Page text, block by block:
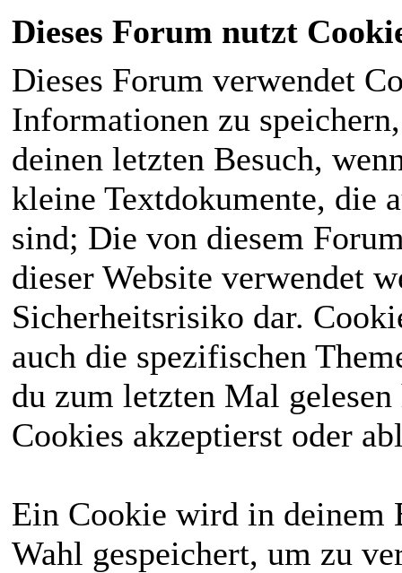
Dieses Forum nutzt
Dieses Forum verwendet
Informationen zu
deinen letzten Besuch,
kleine Textdokumente, die
sind; Die von diesem
dieser Website verwendet
Sicherheitsrisiko dar.
auch die spezifischen
du zum letzten Mal
Cookies akzeptierst oder
Ein Cookie wird in deinem
Wahl gespeichert, um zu